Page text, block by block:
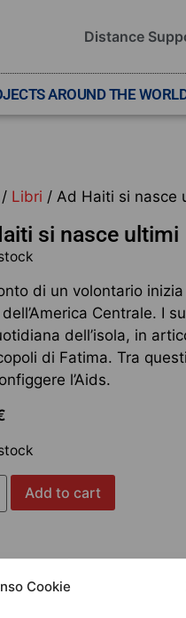
Cookie
Distance
AROUND THE
/ Libri / Ad Haiti si nasce
si nasce ultimi
di un volontario
Centrale. I
dell’isola, in
di Fatima. Tra
l’Aids.
Add to cart